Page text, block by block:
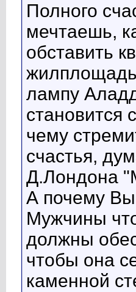
Полного
мечтаешь,
обставить
лампу
становится
чему
счастья,
Д.Лондона
А почему
Мужчины
должны
чтобы она
каменной